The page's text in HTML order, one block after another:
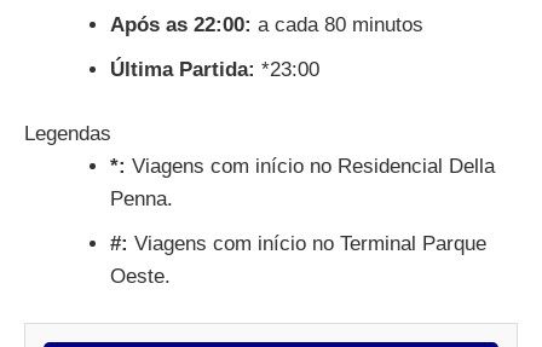
Após as 22:00: a cada 80 minutos
Última Partida: *23:00
Legendas
*: Viagens com início no Residencial Della
Penna.
#: Viagens com início no Terminal Parque
Oeste.